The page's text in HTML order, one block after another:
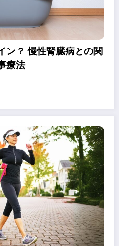
ン？ 慢性腎臓病との関
療法